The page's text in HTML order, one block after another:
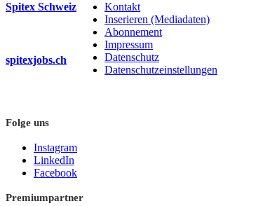
Spitex Schweiz
spitexjobs.ch
Kontakt
Inserieren (Mediadaten)
Abonnement
Impressum
Datenschutz
Datenschutzeinstellungen
Folge uns
Instagram
LinkedIn
Facebook
Premiumpartner